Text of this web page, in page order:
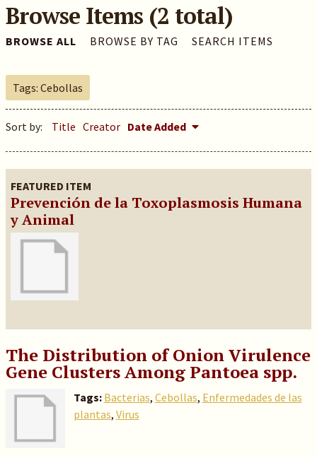
Browse Items (2 total)
BROWSE ALL BROWSE BY TAG SEARCH ITEMS
Tags: Cebollas
Sort by: Title Creator Date Added
FEATURED ITEM
Prevención de la Toxoplasmosis Humana
y Animal
The Distribution of Onion Virulence
Gene Clusters Among Pantoea spp.
Tags: Bacterias, Cebollas, Enfermedades de las
plantas, Virus